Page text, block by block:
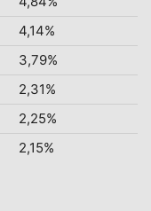
4,14%
3,79%
2,31%
2,25%
2,15%